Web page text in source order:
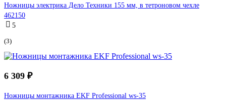
Ножницы электрика Дело Техники 155 мм, в тетроновом чехле
462150
5
(3)
6 309 ₽
Ножницы монтажника EKF Professional ws-35